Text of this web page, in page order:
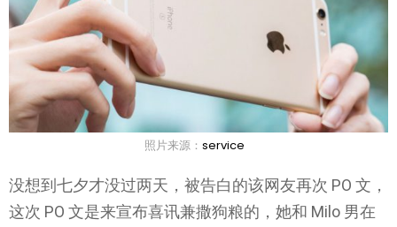
照片来源： service
没想到七夕才没过两天，被告白的该网友再次 PO 文，
这次 PO 文是来宣布喜讯兼撒狗粮的，她和 Milo 男在